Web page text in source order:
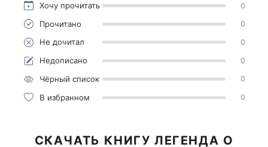
Хочу прочитать 0
Прочитано 0
Не дочитал 0
Недописано 0
Чёрный список 0
В избранном 0
СКАЧАТЬ КНИГУ ЛЕГЕНДА О